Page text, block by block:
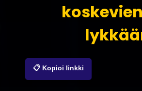
📋 Kopioi linkki